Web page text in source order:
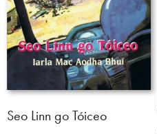
Seo Linn go Tóiceo